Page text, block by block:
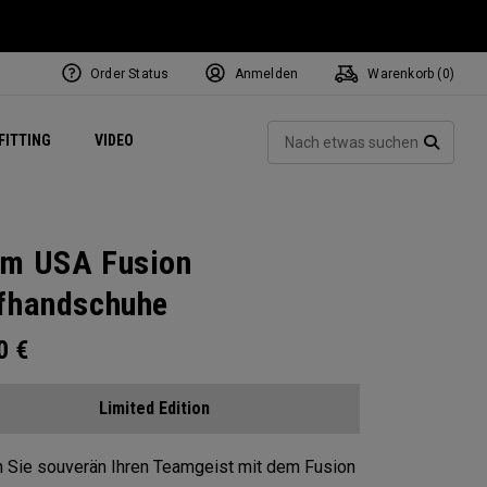
VIDEO Exclusive Mavrik Complete Sets
Exklusiv - Golfbälle
Women's Golf Balls
Exklusiv - Zubehör
Regional Performance Centers
Order Status Anmelden Warenkorb ( 0)
USA Fusion
€
Limited Edition
Sie souverän Ihren Teamgeist mit dem Fusion